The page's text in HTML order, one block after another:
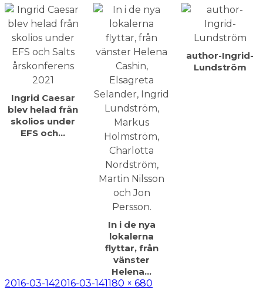
Ingrid Caesar
blev helad från
skolios under
EFS och…
In i de nya
lokalerna
flyttar, från
vänster
Helena…
author-Ingrid-
Lundström
Postat
2016-03-142016-03-14Full
1180 × 680